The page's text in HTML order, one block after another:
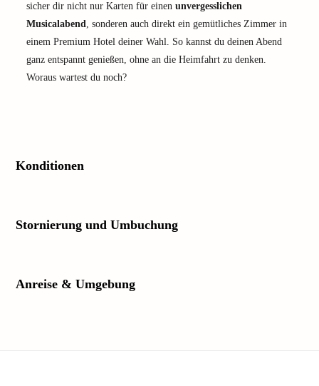
sicher dir nicht nur Karten für einen unvergesslichen
Musicalabend, sonderen auch direkt ein gemütliches Zimmer in
einem Premium Hotel deiner Wahl. So kannst du deinen Abend
ganz entspannt genießen, ohne an die Heimfahrt zu denken.
Woraus wartest du noch?
Konditionen
Stornierung und Umbuchung
Anreise & Umgebung